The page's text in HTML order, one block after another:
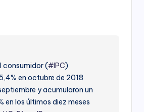
consumidor (#IPC)
en octubre de 2018
y acumularon un
en los últimos diez meses